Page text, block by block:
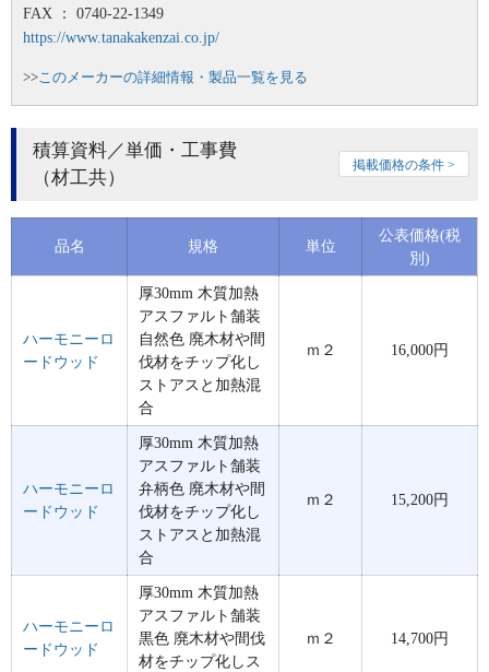
FAX ： 0740-22-1349
https://www.tanakakenzai.co.jp/
>>このメーカーの詳細情報・製品一覧を見る
積算資料／単価・工事費
（材工共）
掲載価格の条件 >
品名 規格 単位
公表価格(税
別)
ハーモニーロ
ードウッド
厚30mm 木質加熱
アスファルト舗装
自然色 廃木材や間
伐材をチップ化し
ストアスと加熱混
合
ｍ２ 16,000円
ハーモニーロ
ードウッド
厚30mm 木質加熱
アスファルト舗装
弁柄色 廃木材や間
伐材をチップ化し
ストアスと加熱混
合
ｍ２ 15,200円
ハーモニーロ
ードウッド
厚30mm 木質加熱
アスファルト舗装
黒色 廃木材や間伐
材をチップ化しス
ｍ２ 14,700円